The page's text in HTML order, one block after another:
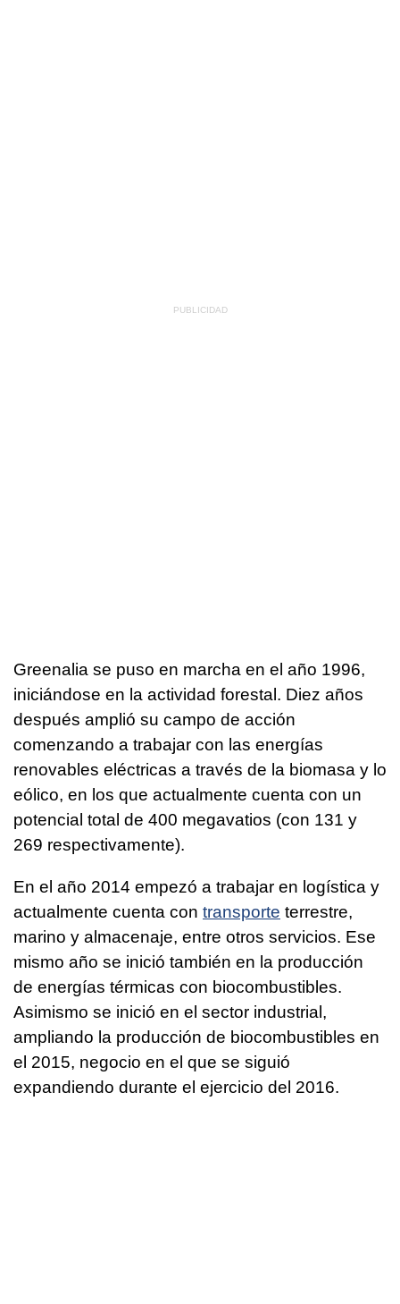
Greenalia se puso en marcha en el año 1996,
iniciándose en la actividad forestal. Diez años
después amplió su campo de acción
comenzando a trabajar con las energías
renovables eléctricas a través de la biomasa y lo
eólico, en los que actualmente cuenta con un
potencial total de 400 megavatios (con 131 y
269 respectivamente).
En el año 2014 empezó a trabajar en logística y
actualmente cuenta con transporte terrestre,
marino y almacenaje, entre otros servicios. Ese
mismo año se inició también en la producción
de energías térmicas con biocombustibles.
Asimismo se inició en el sector industrial,
ampliando la producción de biocombustibles en
el 2015, negocio en el que se siguió
expandiendo durante el ejercicio del 2016.